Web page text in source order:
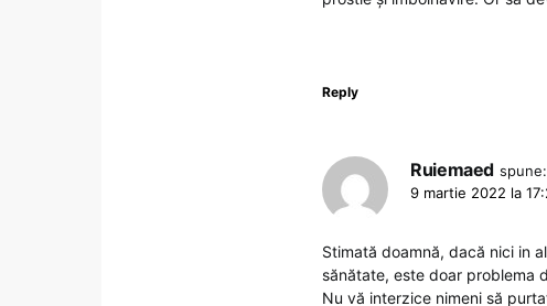
Reply
Ruiemaed spune:
9 martie 2022 la
Stimată doamnă, dacă nici in
sănătate, este doar problema
Nu vă interzice nimeni să